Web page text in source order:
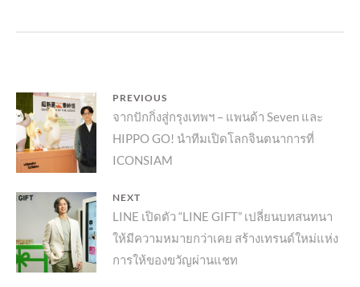
แนะแนว
เรื่อง
PREVIOUS
Previous
post:
จากปักกิ่งสู่กรุงเทพฯ – แพนด้า Seven และ
HIPPO GO! นำทีมเปิดโลกจินตนาการที่
ICONSIAM
NEXT
post:
LINE เปิดตัว “LINE GIFT” เปลี่ยนบทสนทนา
ให้มีความหมายกว่าเคย สร้างเทรนด์ใหม่แห่ง
การให้ของขวัญผ่านแชท